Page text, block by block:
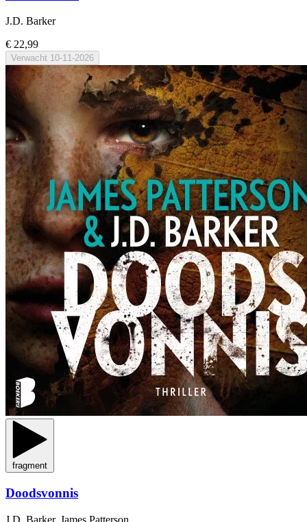
J.D. Barker
€ 22,99
Verwacht 10-11-2026
fragment
Doodsvonnis
J.D. Barker, James Patterson